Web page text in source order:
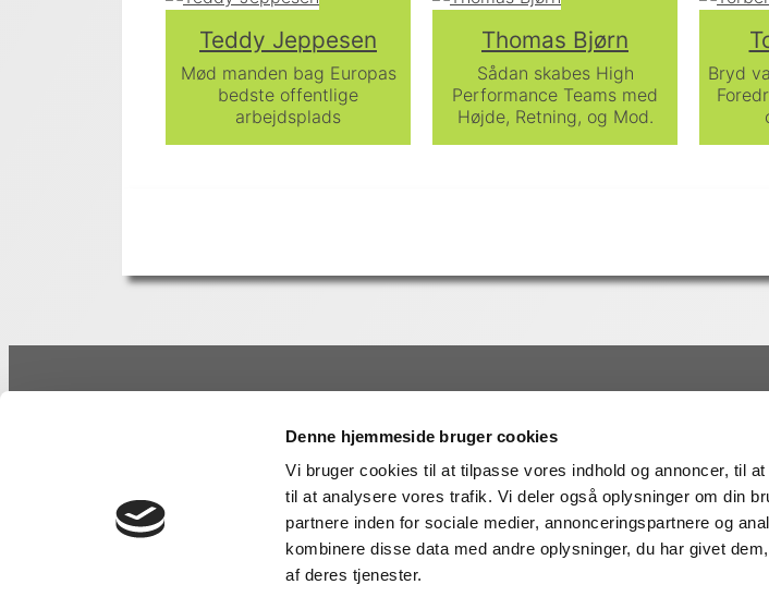
Denne hjemmeside bruger cookies
Vi bruger cookies til at tilpasse vores indhold og annoncer, til
til at analysere vores trafik. Vi deler også oplysninger om din
partnere inden for sociale medier, annonceringspartnere og
kombinere disse data med andre oplysninger, du har givet
af deres tjenester.
Teddy Jeppesen
Mød manden bag Europas
bedste offentlige
arbejdsplads
Thomas Bjørn
Sådan skabes High
Performance Teams med
Højde, Retning, og Mod.
Bryd
StrongMind ApS
CVR: 27352502
70 27 50 97
kontakt@strongmind.dk
Klima
Arbejdsglæde
Ledelse
AI – Kunstig intelligens
Sundhed
Eva